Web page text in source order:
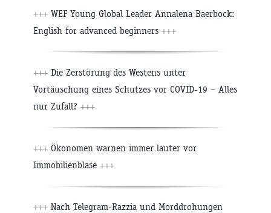
+++ WEF Young Global Leader Annalena Baerbock:
English for advanced beginners +++
+++ Die Zerstörung des Westens unter
Vortäuschung eines Schutzes vor COVID-19 – Alles
nur Zufall? +++
+++ Ökonomen warnen immer lauter vor
Immobilienblase +++
+++ Nach Telegram-Razzia und Morddrohungen